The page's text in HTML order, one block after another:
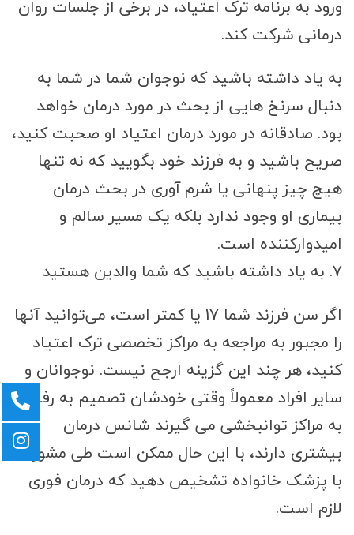
ورود به برنامه ترک اعتیاد، در برخی از جلسات روان
درمانی شرکت کند.
به یاد داشته باشید که نوجوان شما در شما به
دنبال سرنخ هایی از بحث در مورد درمان خواهد
بود. صادقانه در مورد درمان اعتیاد او صحبت کنید،
صریح باشید و به فرزند خود بگویید که نه تنها
هیچ چیز پنهانی یا شرم آوری در بحث درمان
بیماری او وجود ندارد بلکه یک مسیر سالم و
امیدوارکننده است.
۷. به یاد داشته باشید که شما والدین هستید
اگر سن فرزند شما 17 یا کمتر است، می‌توانید آنها
را مجبور به مراجعه به مراکز تخصصی ترک اعتیاد
کنید، هر چند این گزینه ارجح نیست. نوجوانان و
سایر افراد معمولاً وقتی خودشان تصمیم به رفتن
به مراکز توانبخشی می گیرند شانس درمان
بیشتری دارند، با این حال ممکن است طی مشورت
با پزشک خانواده تشخیص دهید که درمان فوری
لازم است.